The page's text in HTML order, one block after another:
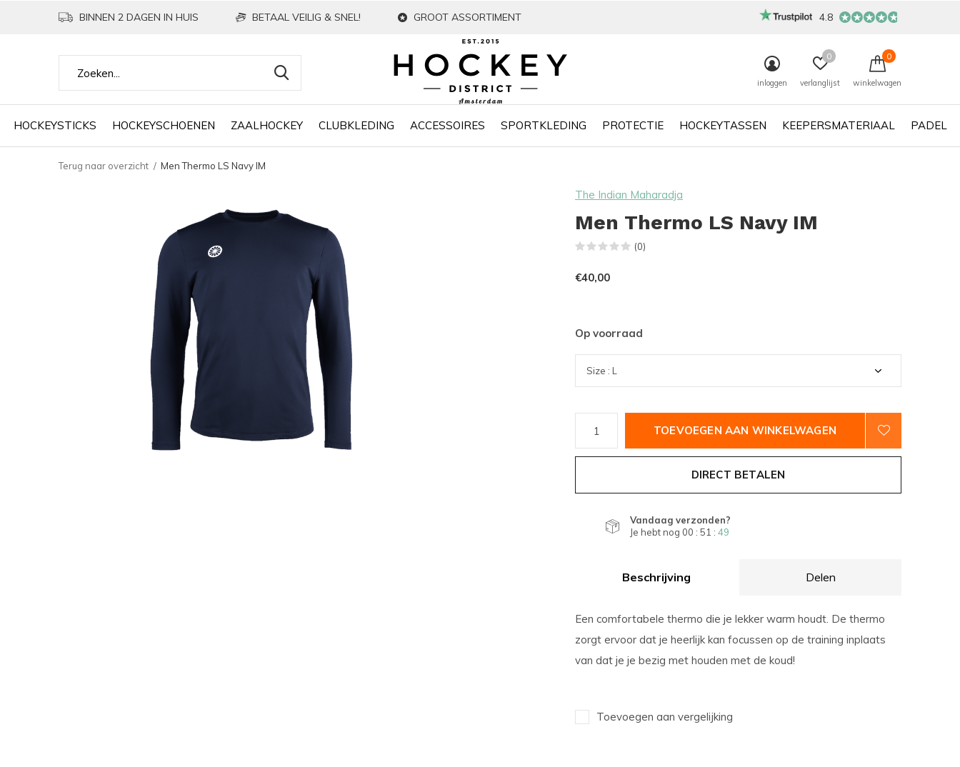
HOCKEYSTICKS HOCKEYSCHOENEN ZAALHOCKEY CLUBKLEDING ACCESSOIRES SPORTKLEDING PROTECTIE HOCKEYTASSEN KEEPERSMATERIAAL PADEL
inloggen verlanglijst
0
winkelwagen
0
BINNEN 2 DAGEN IN HUIS BETAAL VEILIG & SNEL! GROOT ASSORTIMENT 4.8
Terug naar overzicht Men Thermo LS Navy IM
The Indian Maharadja
Men Thermo LS Navy IM
(0)
€40,00
Op voorraad
TOEVOEGEN AAN WINKELWAGEN
DIRECT BETALEN
Vandaag verzonden?
Je hebt nog 00 : 51 : 47
Beschrijving Delen
Een comfortabele thermo die je lekker warm houdt. De thermo
zorgt ervoor dat je heerlijk kan focussen op de training inplaats
van dat je je bezig met houden met de koud!
Toevoegen aan vergelijking